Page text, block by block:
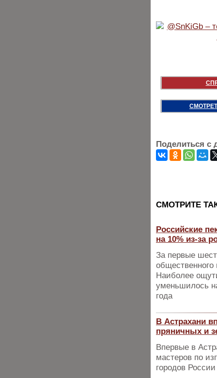
Поделиться с
CМОТРИТЕ
Российские
на 10% из-за
За первые
Наиболее
уменьшилось
года
В Астрахани
пряничных и
Впервые в
мастеров по
городов России